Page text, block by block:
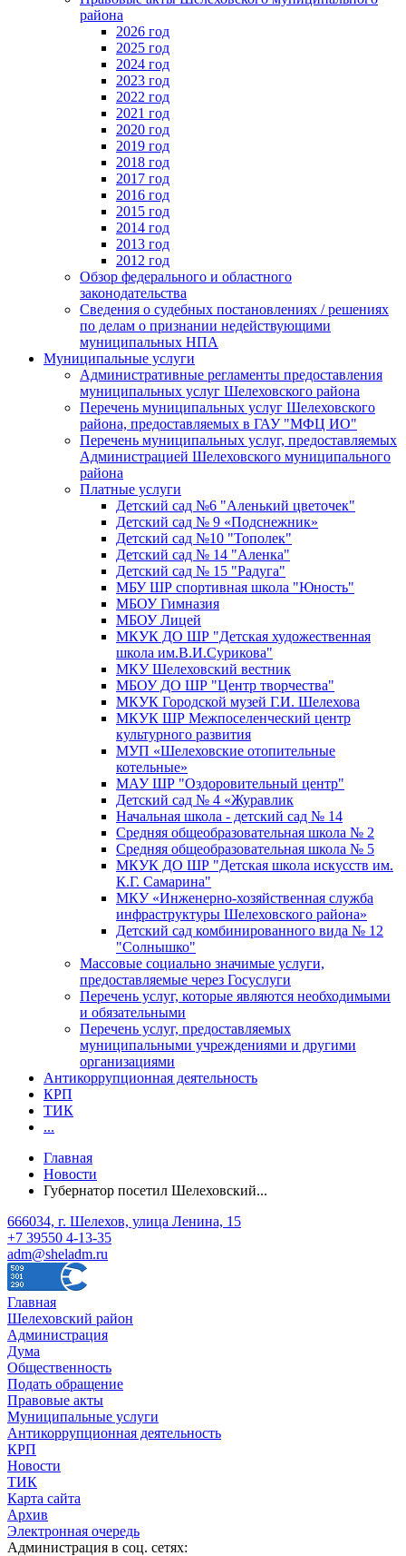
района
2026 год
2025 год
2024 год
2023 год
2022 год
2021 год
2020 год
2019 год
2018 год
2017 год
2016 год
2015 год
2014 год
2013 год
2012 год
Обзор федерального и областного
законодательства
Сведения о судебных постановлениях / решениях
по делам о признании недействующими
муниципальных НПА
Муниципальные услуги
Административные регламенты предоставления
муниципальных услуг Шелеховского района
Перечень муниципальных услуг Шелеховского
района, предоставляемых в ГАУ "МФЦ ИО"
Перечень муниципальных услуг, предоставляемых
Администрацией Шелеховского муниципального
района
Платные услуги
Детский сад №6 "Аленький цветочек"
Детский сад № 9 «Подснежник»
Детский сад №10 "Тополек"
Детский сад № 14 "Аленка"
Детский сад № 15 "Радуга"
МБУ ШР спортивная школа "Юность"
МБОУ Гимназия
МБОУ Лицей
МКУК ДО ШР "Детская художественная
школа им.В.И.Сурикова"
МКУ Шелеховский вестник
МБОУ ДО ШР "Центр творчества"
МКУК Городской музей Г.И. Шелехова
МКУК ШР Межпоселенческий центр
культурного развития
МУП «Шелеховские отопительные
котельные»
МАУ ШР "Оздоровительный центр"
Детский сад № 4 «Журавлик
Начальная школа - детский сад № 14
Средняя общеобразовательная школа № 2
Средняя общеобразовательная школа № 5
МКУК ДО ШР "Детская школа искусств им.
К.Г. Самарина"
МКУ «Инженерно-хозяйственная служба
инфраструктуры Шелеховского района»
Детский сад комбинированного вида № 12
"Солнышко"
Массовые социально значимые услуги,
предоставляемые через Госуслуги
Перечень услуг, которые являются необходимыми
и обязательными
Перечень услуг, предоставляемых
муниципальными учреждениями и другими
организациями
Антикоррупционная деятельность
КРП
ТИК
...
Главная
Новости
Губернатор посетил Шелеховский...
666034, г. Шелехов, улица Ленина, 15
+7 39550 4-13-35
adm@sheladm.ru
Главная
Шелеховский район
Администрация
Дума
Общественность
Подать обращение
Правовые акты
Муниципальные услуги
Антикоррупционная деятельность
КРП
Новости
ТИК
Карта сайта
Архив
Электронная очередь
Администрация в соц. сетях: